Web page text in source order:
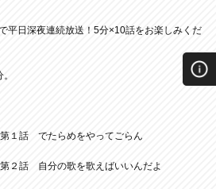
平日深夜連続放送！5分×10話をお楽しみくだ
１話 でたらめをやってごらん
２話 自分の歌を歌えばいいんだよ